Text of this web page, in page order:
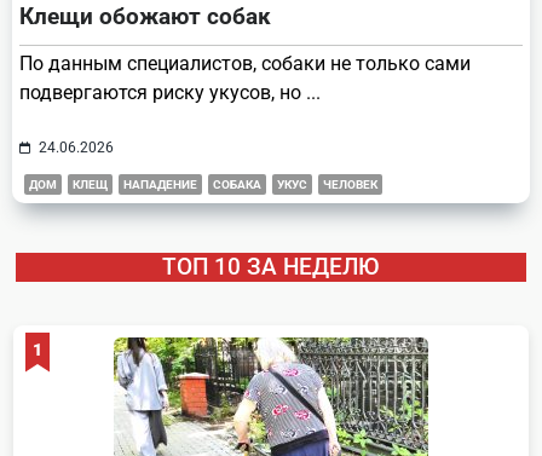
Клещи обожают собак
По данным специалистов, собаки не только сами
подвергаются риску укусов, но ...
24.06.2026
ДОМ КЛЕЩ НАПАДЕНИЕ СОБАКА УКУС ЧЕЛОВЕК
ТОП 10 ЗА НЕДЕЛЮ